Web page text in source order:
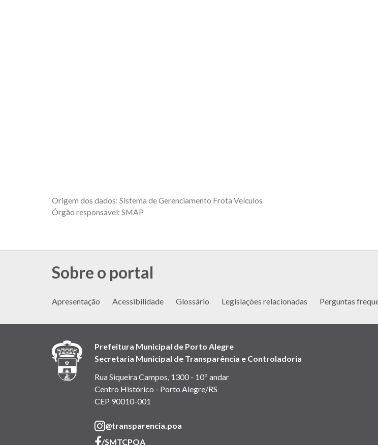
Origem dos dados: Sistema de Gerenciamento Frota Veículos
Órgão responsável: SMAP
Sobre o portal
Apresentação Acessibilidade Glossário Legislações relacionadas Perguntas
Prefeitura Municipal de Porto Alegre
Secretaria Municipal de Transparência e Controladoria
Rua Siqueira Campos, 1300 - 10º andar
Centro Histórico - Porto Alegre/RS
CEP 90010-001
@transparencia.poa
/SMTCPOA(link